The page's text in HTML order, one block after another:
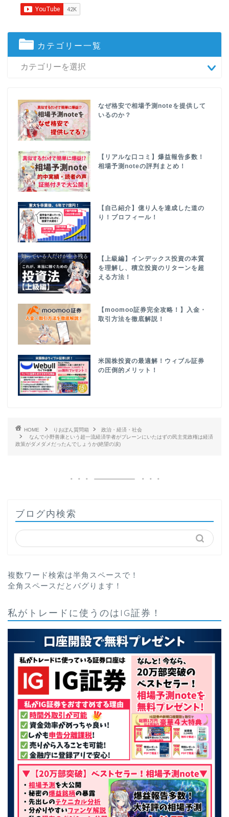
カテゴリー一覧
なぜ格安で相場予測noteを提供して
いるのか？
【リアルな口コミ】爆益報告多数！
相場予測noteの評判まとめ！
【自己紹介】億り人を達成した道の
り！プロフィール！
【上級編】インデックス投資の本質
を理解し、積立投資のリターンを超
える方法！
【moomoo証券完全攻略！】入金・
取引方法を徹底解説！
米国株投資の最適解！ウィブル証券
の圧倒的メリット！
HOME りおぽん質問箱
政治・経済・社会
なんで小野善康という超一流経済学者がブレーンにいたはずの民主党政権は経済
政策がダメダメだったんでしょうか(絶望の涙)
ブログ内検索
複数ワード検索は半角スペースで！
全角スペースだとバグります！
私がトレードに使うのはIG証券！